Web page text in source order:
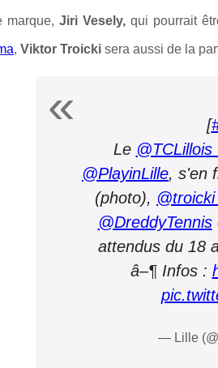
marque, Jiri Vesely, qui pourrait
, Viktor Troicki sera aussi de la
[
Le
@PlayinLille, s'en
(photo),
@DreddyTennis
attendus du 18
â–¶ Infos :
— Lille